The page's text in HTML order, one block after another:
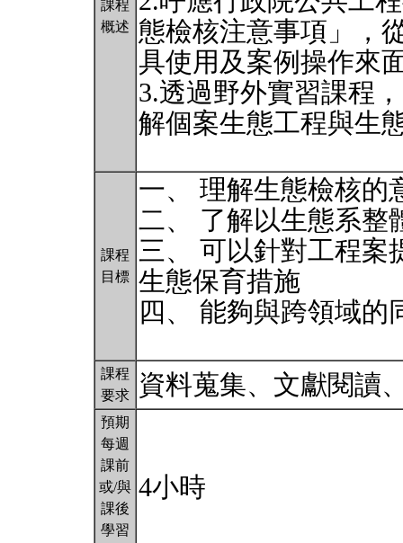
課程
概述
態檢核注意事項」，
具使用及案例操作來
3.透過野外實習課程
解個案生態工程與生
課程
目標
一、 理解生態檢核的
二、 了解以生態系整
三、 可以針對工程案
生態保育措施
四、 能夠與跨領域的
課程
要求
資料蒐集、文獻閱讀
預期
每週
課前
或/與
課後
學習
4小時